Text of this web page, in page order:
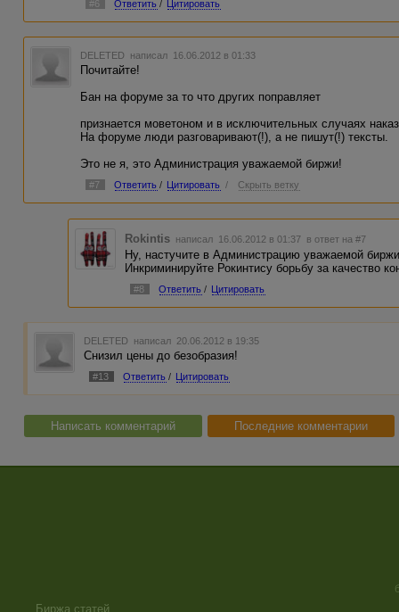
#6 Ответить / Цитировать
DELETED написал 16.06.2012 в 01:33
Почитайте!
Бан на форуме за то что других поправляет
признается моветоном и в исключительных случаях
На форуме люди разговаривают(!), а не пишут(!) тексты.
Это не я, это Администрация уважаемой биржи!
#7 Ответить / Цитировать / Скрыть ветку
Rokintis написал 16.06.2012 в 01:37 в ответ на #7
Ну, настучите в Администрацию уважаемой
Инкриминируйте Рокинтису борьбу за качество
#8 Ответить / Цитировать
DELETED написал 20.06.2012 в 19:35
Снизил цены до безобразия!
#13 Ответить / Цитировать
Написать комментарий Последние комментарии
Биржа статей